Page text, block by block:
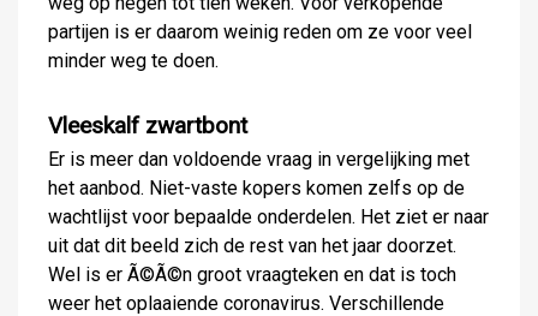
partijen is er daarom weinig reden om ze voor veel
minder weg te doen.
Vleeskalf zwartbont
Er is meer dan voldoende vraag in vergelijking met
het aanbod. Niet-vaste kopers komen zelfs op de
wachtlijst voor bepaalde onderdelen. Het ziet er naar
uit dat dit beeld zich de rest van het jaar doorzet.
Wel is er Ã©Ã©n groot vraagteken en dat is toch
weer het oplaaiende coronavirus. Verschillende